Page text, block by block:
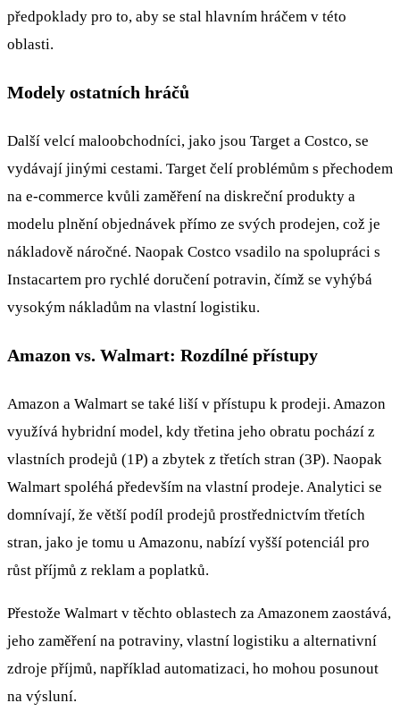
předpoklady pro to, aby se stal hlavním hráčem v této
oblasti.
Modely ostatních hráčů
Další velcí maloobchodníci, jako jsou Target a Costco, se
vydávají jinými cestami. Target čelí problémům s přechodem
na e-commerce kvůli zaměření na diskreční produkty a
modelu plnění objednávek přímo ze svých prodejen, což je
nákladově náročné. Naopak Costco vsadilo na spolupráci s
Instacartem pro rychlé doručení potravin, čímž se vyhýbá
vysokým nákladům na vlastní logistiku.
Amazon vs. Walmart: Rozdílné přístupy
Amazon a Walmart se také liší v přístupu k prodeji. Amazon
využívá hybridní model, kdy třetina jeho obratu pochází z
vlastních prodejů (1P) a zbytek z třetích stran (3P). Naopak
Walmart spoléhá především na vlastní prodeje. Analytici se
domnívají, že větší podíl prodejů prostřednictvím třetích
stran, jako je tomu u Amazonu, nabízí vyšší potenciál pro
růst příjmů z reklam a poplatků.
Přestože Walmart v těchto oblastech za Amazonem zaostává,
jeho zaměření na potraviny, vlastní logistiku a alternativní
zdroje příjmů, například automatizaci, ho mohou posunout
na výsluní.